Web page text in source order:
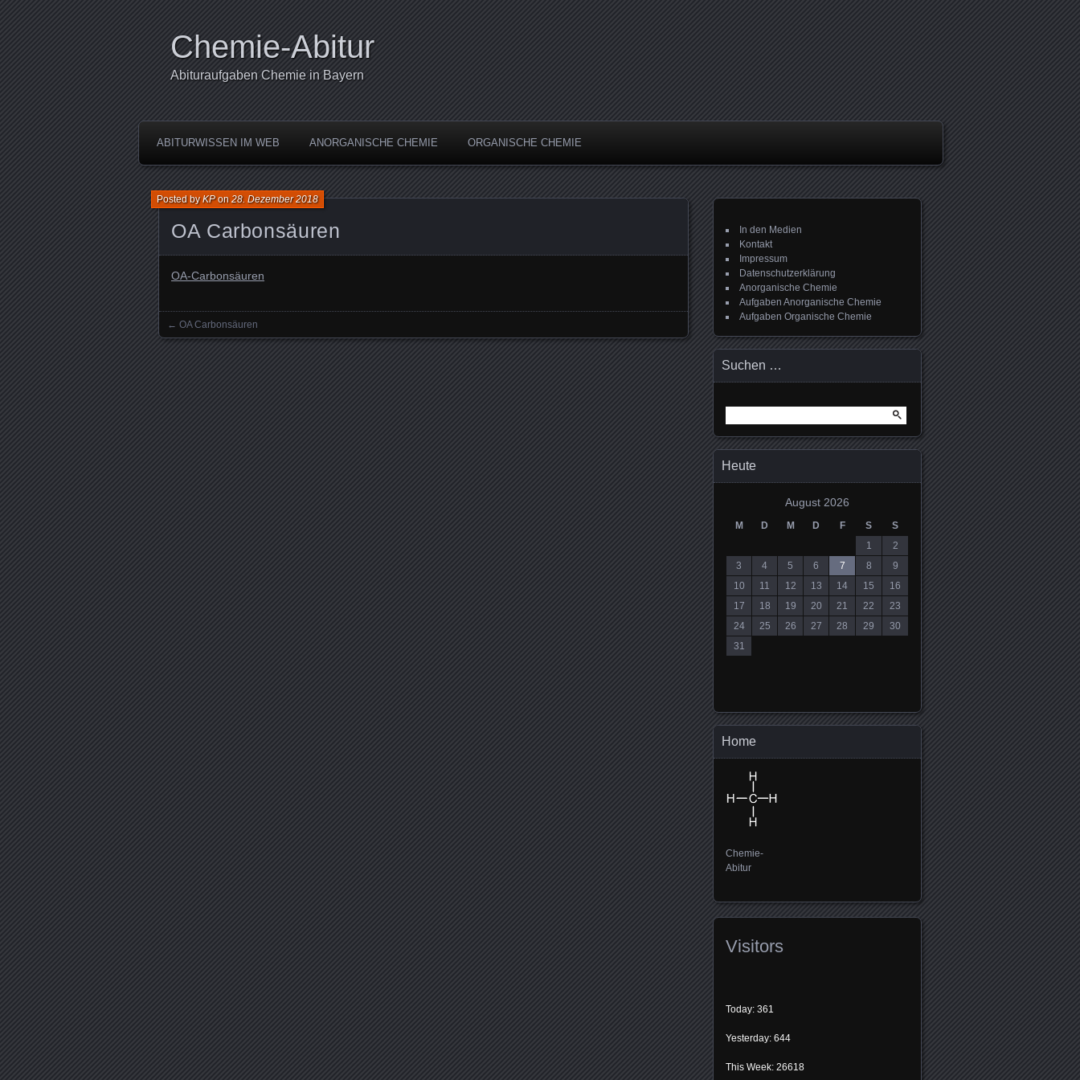
Chemie-Abitur
Abituraufgaben Chemie in Bayern
ABITURWISSEN IM WEB ANORGANISCHE CHEMIE ORGANISCHE CHEMIE
OA Carbonsäuren
Posted byKPon28. Dezember 2018
OA-Carbonsäuren
Posts navigation
← OA Carbonsäuren
In den Medien
Kontakt
Impressum
Datenschutzerklärung
Anorganische Chemie
Aufgaben Anorganische Chemie
Aufgaben Organische Chemie
Suchen …
nach:
Heute
August 2026
M D M D F S
S
1
2
3
4 5 6 7 8
9
10
11 12 13 14 15
16
17
18 19 20 21 22
23
24
25 26 27 28 29
30
31
Home
Chemie-
Abitur
Visitors
Today: 361
Yesterday: 644
This Week: 26618